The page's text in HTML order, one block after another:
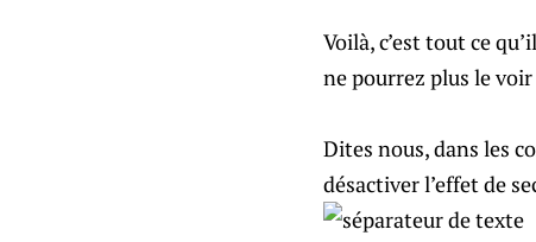
Voilà, c’est tout ce
ne pourrez plus le
Dites nous, dans les
désactiver l’effet de